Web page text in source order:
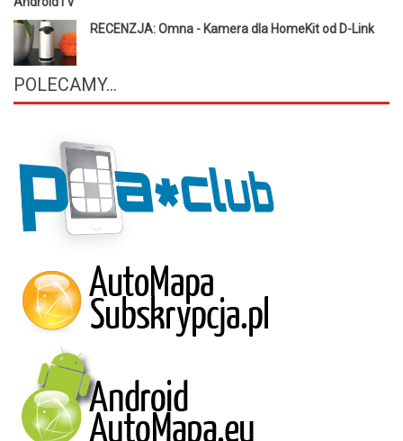
RECENZJA: Omna - Kamera dla HomeKit od D-Link
POLECAMY...